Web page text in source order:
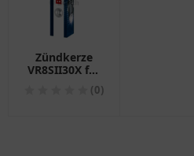
Zündkerze
VR8SII30X für
(0)